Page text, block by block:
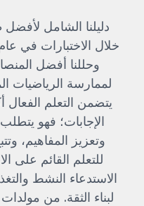
دليلنا الشامل
وحللنا أفضل
لممارسة الرياضيات
يتضمن التعلم
الإجابات؛ فهو
وتعزيز المفاهيم،
للتعلم القائم على
الاستدعاء النشط
لبناء الثقة. من